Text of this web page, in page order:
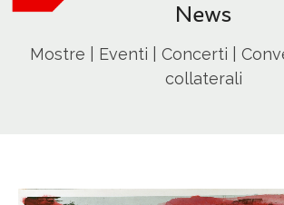
News
Mostre | Eventi | Concerti |
collaterali